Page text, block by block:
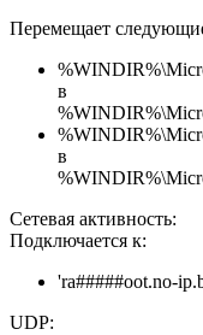
Перемещает
в
в
Сетевая активность:
Подключается к:
'ra#####oot.no-
UDP: